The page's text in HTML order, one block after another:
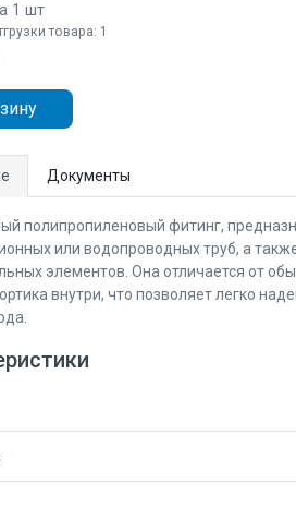
1 шт
товара: 1
Документы
полипропиленовый фитинг,
или водопроводных труб, а
элементов. Она отличается от
внутри, что позволяет легко